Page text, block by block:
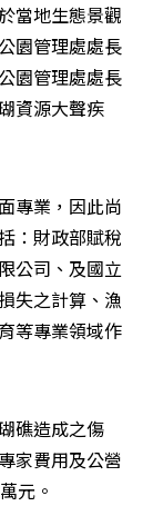
當地生態景觀
園管理處處長
園管理處處長
資源大聲疾
專業，因此尚
：財政部賦稅
公司、及國立
失之計算、漁
等專業領域作
礁造成之傷
家費用及公營
元。